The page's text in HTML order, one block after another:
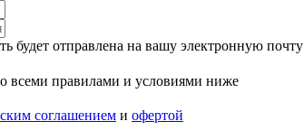
будет отправлена на вашу электронную почту
всеми правилами и условиями ниже
соглашением и офертой